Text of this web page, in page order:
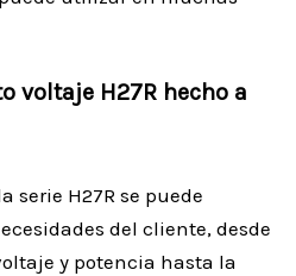
voltaje H27R hecho a
serie H27R se puede
del cliente, desde
y potencia hasta la